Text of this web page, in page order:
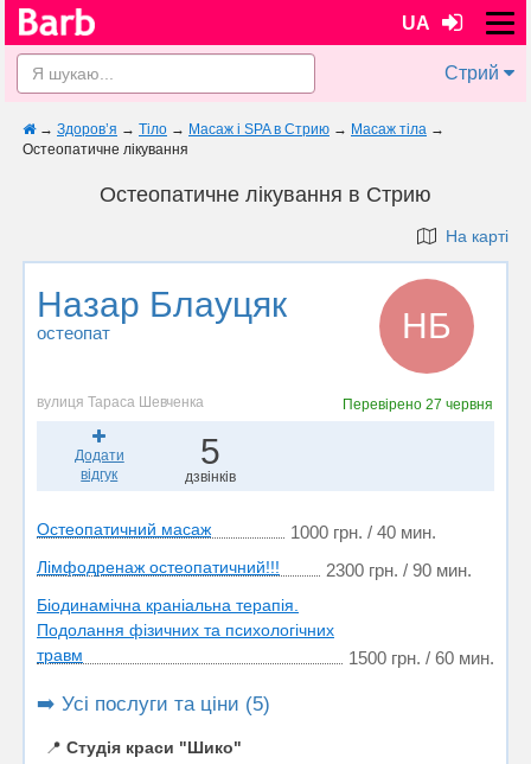
UA
Стрий
→ Здоров’я → Тіло → Масаж і SPA в Стрию → Масаж тіла →
Остеопатичне лікування
Остеопатичне лікування в Стрию
На карті
Назар Блауцяк
остеопат НБ
вулиця Тараса Шевченка Перевірено27 червня
Додати
відгук
5
дзвінків
Остеопатичний масаж 1000 грн. / 40 мин.
Лімфодренаж остеопатичний!!! 2300 грн. / 90 мин.
Біодинамічна краніальна терапія.
Подолання фізичних та психологічних
травм
1500 грн. / 60 мин.
➡️ Усі послуги та ціни (5)
📍 Студія краси "Шико"